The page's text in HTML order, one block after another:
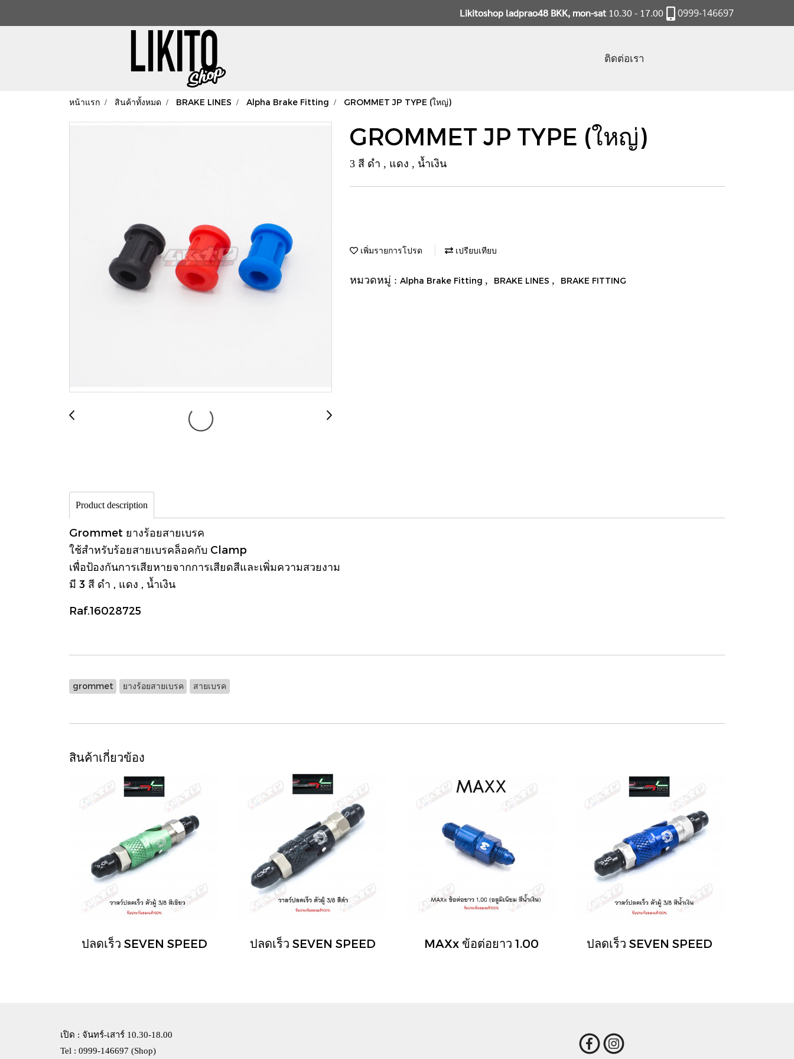
Likitoshop ladprao48 BKK, mon-sat 10.30 - 17.00 0999-146697
ติดต่อเรา
หน้าแรก สินค้าทั้งหมด BRAKE LINES Alpha Brake Fitting GROMMET JP TYPE (ใหญ่)
GROMMET JP TYPE (ใหญ่)
3 สี ดำ , แดง , น้ำเงิน
เพิ่มรายการโปรด เปรียบเทียบ
หมวดหมู่ : Alpha Brake Fitting , BRAKE LINES , BRAKE FITTING
Product description
Grommet ยางร้อยสายเบรค
ใช้สำหรับร้อยสายเบรคล็อคกับ Clamp
เพื่อป้องกันการเสียหายจากการเสียดสีและเพิ่มความสวยงาม
มี 3 สี ดำ , แดง , น้ำเงิน
Raf.16028725
grommet ยางร้อยสายเบรค สายเบรค
สินค้าเกี่ยวข้อง
ปลดเร็ว SEVEN SPEED ปลดเร็ว SEVEN SPEED MAXx ข้อต่อยาว 1.00 ปลดเร็ว SEVEN SPEED
เปิด : จันทร์-เสาร์ 10.30-18.00
Tel : 0999-146697 (Shop)